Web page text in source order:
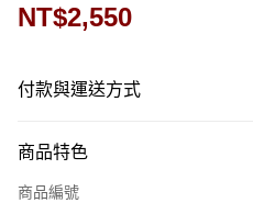
NT$2,550
付款與運送方式
信用卡一次付款
商品特色
商品編號